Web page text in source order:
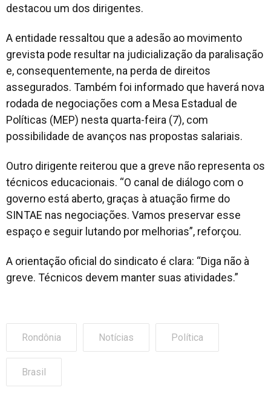
destacou um dos dirigentes.
A entidade ressaltou que a adesão ao movimento
grevista pode resultar na judicialização da paralisação
e, consequentemente, na perda de direitos
assegurados. Também foi informado que haverá nova
rodada de negociações com a Mesa Estadual de
Políticas (MEP) nesta quarta-feira (7), com
possibilidade de avanços nas propostas salariais.
Outro dirigente reiterou que a greve não representa os
técnicos educacionais. “O canal de diálogo com o
governo está aberto, graças à atuação firme do
SINTAE nas negociações. Vamos preservar esse
espaço e seguir lutando por melhorias”, reforçou.
A orientação oficial do sindicato é clara: “Diga não à
greve. Técnicos devem manter suas atividades.”
Rondônia Notícias Política
Brasil